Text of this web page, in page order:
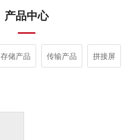
产品中心
存储产品 传输产品 拼接屏